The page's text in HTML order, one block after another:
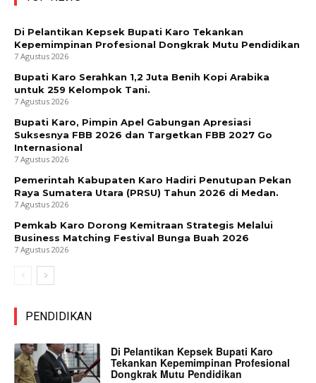
Di Pelantikan Kepsek Bupati Karo Tekankan
Kepemimpinan Profesional Dongkrak Mutu Pendidikan
7 Agustus 2026
Bupati Karo Serahkan 1,2 Juta Benih Kopi Arabika
untuk 259 Kelompok Tani.
7 Agustus 2026
Bupati Karo, Pimpin Apel Gabungan Apresiasi
Suksesnya FBB 2026 dan Targetkan FBB 2027 Go
Internasional
7 Agustus 2026
Pemerintah Kabupaten Karo Hadiri Penutupan Pekan
Raya Sumatera Utara (PRSU) Tahun 2026 di Medan.
7 Agustus 2026
Pemkab Karo Dorong Kemitraan Strategis Melalui
Business Matching Festival Bunga Buah 2026
7 Agustus 2026
PENDIDIKAN
Di Pelantikan Kepsek Bupati Karo
Tekankan Kepemimpinan Profesional
Dongkrak Mutu Pendidikan